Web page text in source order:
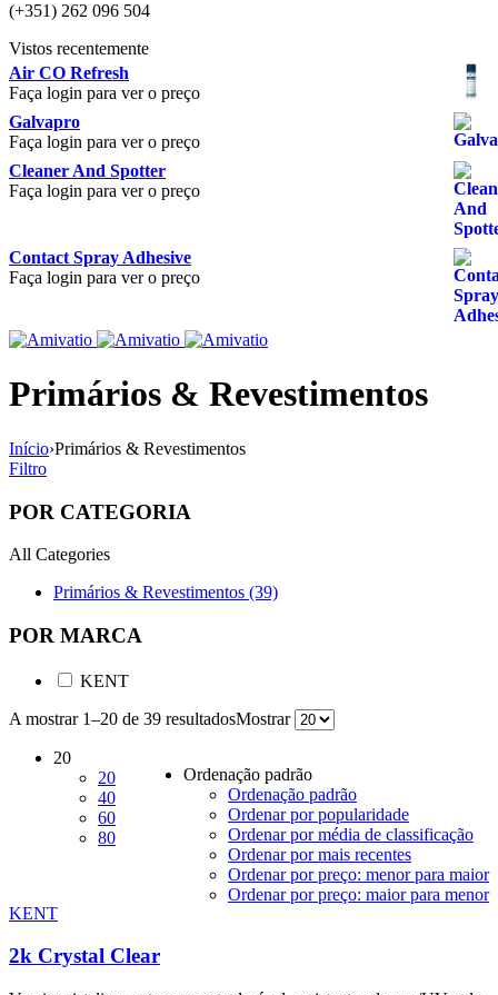
(+351) 262 096 504
Vistos recentemente
Air CO Refresh
Faça login para ver o preço
Galvapro
Faça login para ver o preço
Cleaner And Spotter
Faça login para ver o preço
Contact Spray Adhesive
Faça login para ver o preço
Primários & Revestimentos
Início›Primários & Revestimentos
Filtro
POR CATEGORIA
All Categories
Primários & Revestimentos (39)
POR MARCA
KENT
A mostrar 1–20 de 39 resultados
Ordenação padrão
Ordenação padrão
Ordenar por popularidade
Ordenar por média de classificação
Ordenar por mais recentes
Ordenar por preço: menor para maior
Ordenar por preço: maior para menor
Mostrar
20
20
40
60
80
KENT
2k Crystal Clear